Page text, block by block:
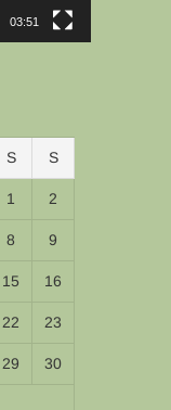
03:51
S S
1 2
8 9
15 16
22 23
29 30